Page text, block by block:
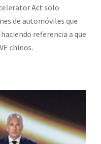
Act solo
de automóviles que
referencia a que
chinos.